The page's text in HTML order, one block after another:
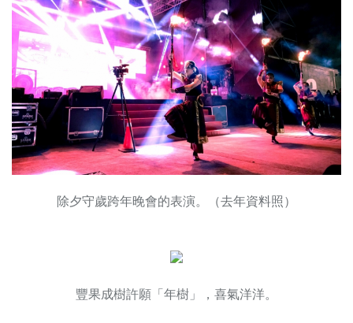
除夕守歲跨年晚會的表演。（去年資料照）
豐果成樹許願「年樹」，喜氣洋洋。